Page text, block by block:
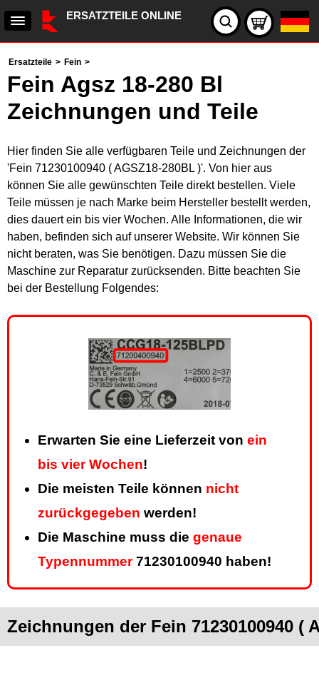
ERSATZTEILE ONLINE
Ersatzteile > Fein >
Fein Agsz 18-280 Bl
Zeichnungen und Teile
Hier finden Sie alle verfügbaren Teile und Zeichnungen der
'Fein 71230100940 ( AGSZ18-280BL )'. Von hier aus
können Sie alle gewünschten Teile direkt bestellen. Viele
Teile müssen je nach Marke beim Hersteller bestellt werden,
dies dauert ein bis vier Wochen. Alle Informationen, die wir
haben, befinden sich auf unserer Website. Wir können Sie
nicht beraten, was Sie benötigen. Dazu müssen Sie die
Maschine zur Reparatur zurücksenden. Bitte beachten Sie
bei der Bestellung Folgendes:
Erwarten Sie eine Lieferzeit von ein
bis vier Wochen!
Die meisten Teile können nicht
zurückgegeben werden!
Die Maschine muss die genaue
Typennummer71230100940 haben!
Zeichnungen der Fein 71230100940 (